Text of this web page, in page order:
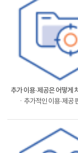
추가 이용·제공은 어떻게
ㆍ추가적인 이용·제공